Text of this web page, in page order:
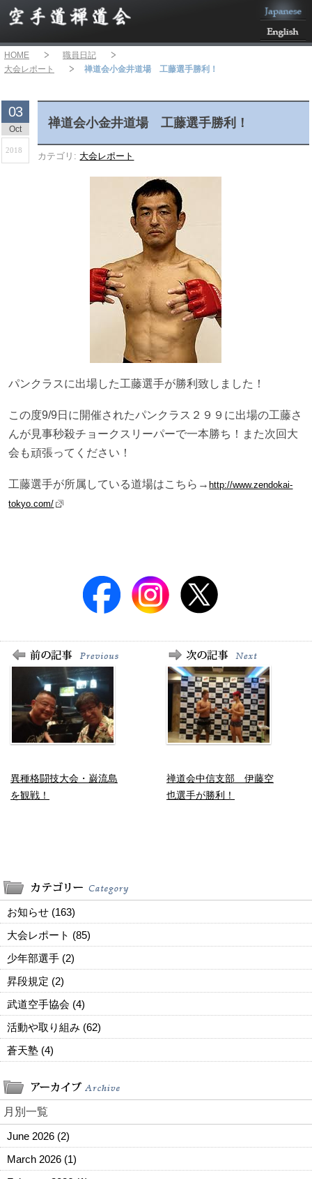
HOME
職員日記
大会レポート
禅道会小金井道場 工藤選手勝利！
禅道会小金井道場 工藤選手勝利！
03
Oct
2018
カテゴリ: 大会レポート
パンクラスに出場した工藤選手が勝利致しました！
この度9/9日に開催されたパンクラス２９９に出場の工藤さ
んが見事秒殺チョークスリーパーで一本勝ち！また次回大
会も頑張ってください！
工藤選手が所属している道場はこちら→http://www.zendokai-
tokyo.com/
異種格闘技大会・巌流島
を観戦！
禅道会中信支部 伊藤空
也選手が勝利！
お知らせ (163)
大会レポート (85)
少年部選手 (2)
昇段規定 (2)
武道空手協会 (4)
活動や取り組み (62)
蒼天塾 (4)
月別一覧
June 2026 (2)
March 2026 (1)